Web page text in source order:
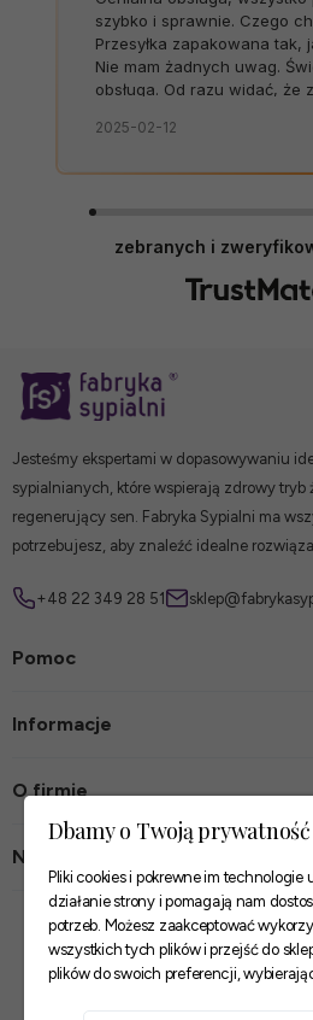
szybko i sprawnie. Czego
Przesyłka zapakowana tak,
Nie mam żadnych uwag.
obsługa. Od razu widać, że
czas, bez zbędnych nerwów.
2025-02-12
zebranych i
Jesteśmy ekspertami w dopasowywaniu
sypialnianych, które wspierają zdrowy tryb
regenerujący sen. Fabryka Sypialni ma
potrzebujesz, aby znaleźć idealne
+48 22 349 28 51
Pomoc
Informacje
O firmie
Nasze sklepy
Zaufane
Dbamy o Twoją prywatność
Pliki cookies i pokrewne im technologie
działanie strony i pomagają nam
potrzeb. Możesz zaakceptować
wszystkich tych plików i przejść do
plików do swoich preferencji,